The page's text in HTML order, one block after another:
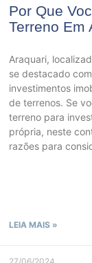
Por Que
Terreno Em
Araquari,
se destacado
investimentos
de terrenos. Se
terreno para
própria, neste
razões para
LEIA MAIS »